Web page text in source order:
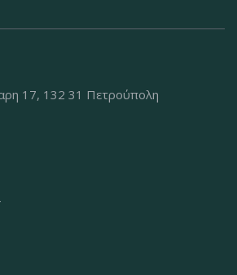
17, 132 31 Πετρούπολη